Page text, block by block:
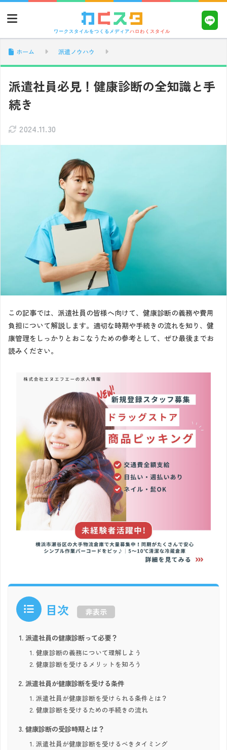
ワークスタイルをつくるメディアハロわくスタイル
ホーム 派遣ノウハウ
派遣社員必見！健康診断の全知識と手
続き
2024.11.30
この記事では、派遣社員の皆様へ向けて、健康診断の義務や費用
負担について解説します。適切な時期や手続きの流れを知り、健
康管理をしっかりとおこなうための参考として、ぜひ最後までお
読みください。
目次 非表示
派遣社員の健康診断って必要？
健康診断の義務について理解しよう
健康診断を受けるメリットを知ろう
派遣社員が健康診断を受ける条件
派遣社員が健康診断を受けられる条件とは？
健康診断を受けるための手続きの流れ
健康診断の受診時期とは？
派遣社員が健康診断を受けるべきタイミング